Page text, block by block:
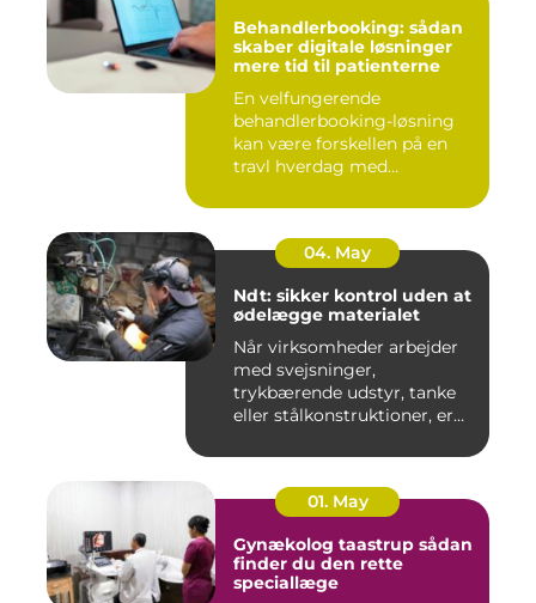
Behandlerbooking: sådan
skaber digitale løsninger
mere tid til patienterne
En velfungerende
behandlerbooking-løsning
kan være forskellen på en
travl hverdag med
04. May
Ndt: sikker kontrol uden at
ødelægge materialet
Når virksomheder arbejder
med svejsninger,
trykbærende udstyr, tanke
eller stålkonstruktioner, er
01. May
Gynækolog taastrup sådan
finder du den rette
speciallæge